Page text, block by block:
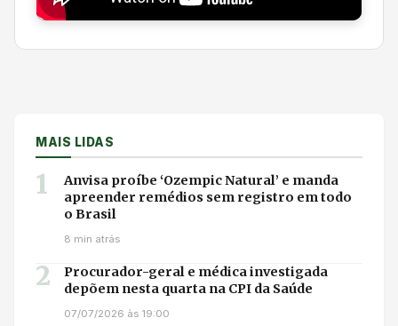
MAIS LIDAS
1
Anvisa proíbe ‘Ozempic Natural’ e manda
apreender remédios sem registro em todo
o Brasil
8 min atrás
2
Procurador-geral e médica investigada
depõem nesta quarta na CPI da Saúde
07/07/2026 às 19:00